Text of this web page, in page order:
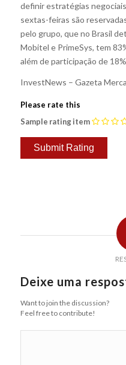
definir estratégias
sextas-feiras são
pelo grupo, que no Brasil
Mobitel e PrimeSys, tem
além de participação de
InvestNews – Gazeta
Please rate this
Sample rating item
Deixe uma
Want to join the discussion?
Feel free to contribute!